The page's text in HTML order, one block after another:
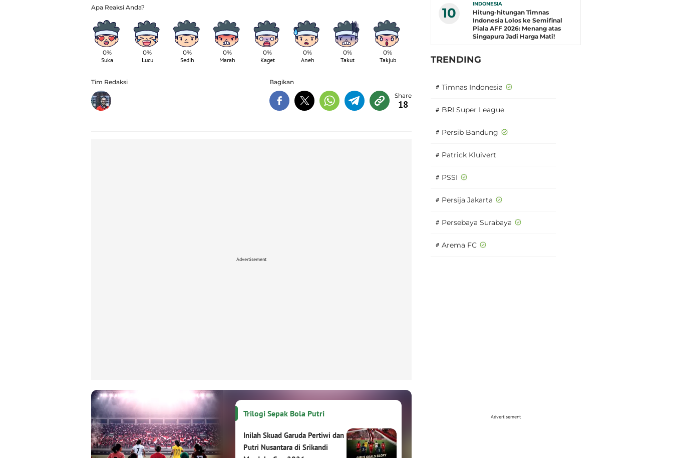
0%
Suka
0%
Lucu
0%
Sedih
0%
Marah
0%
Kaget
0%
Aneh
0%
Takut
0%
Takjub
Tim Redaksi Bagikan
18
Advertisement
Trilogi Sepak Bola Putri
Inilah Skuad Garuda Pertiwi dan
Putri Nusantara di Srikandi
10
INDONESIA
Hitung-hitungan Timnas
Indonesia Lolos ke Semifinal
Piala AFF 2026: Menang atas
Singapura Jadi Harga Mati!
TRENDING
# Timnas Indonesia
# BRI Super League
# Persib Bandung
# Patrick Kluivert
# PSSI
# Persija Jakarta
# Persebaya Surabaya
# Arema FC
Advertisement